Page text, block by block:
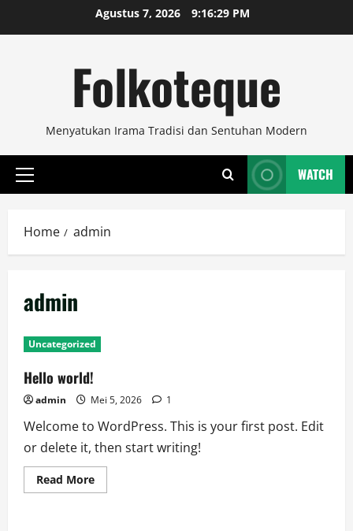
to
Agustus 7, 2026 9:16:30 PM
Folkoteque
Menyatukan Irama Tradisi dan Sentuhan Modern
Primary
WATCH
Home admin
admin
Uncategorized
Hello world!
admin Mei 5, 2026 1
Welcome to WordPress. This is your first post. Edit
or delete it, then start writing!
Read MoreRead
more